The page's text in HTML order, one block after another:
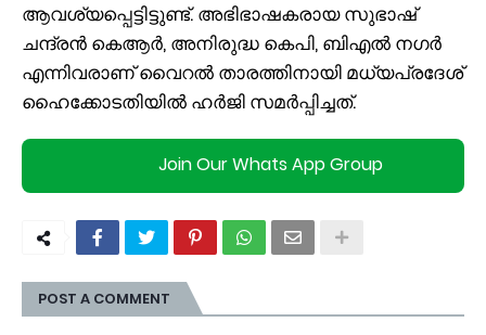
ആവശ്യപ്പെട്ടിട്ടുണ്ട്. അഭിഭാഷകരായ സുഭാഷ്
ചന്ദ്രൻ കെആർ, അനിരുദ്ധ കെപി, ബി‌എൽ നഗർ
എന്നിവരാണ് വൈറൽ താരത്തിനായി മധ്യപ്രദേശ്
ഹൈക്കോടതിയിൽ ഹർജി സമർപ്പിച്ചത്.
Join Our Whats App Group
POST A COMMENT